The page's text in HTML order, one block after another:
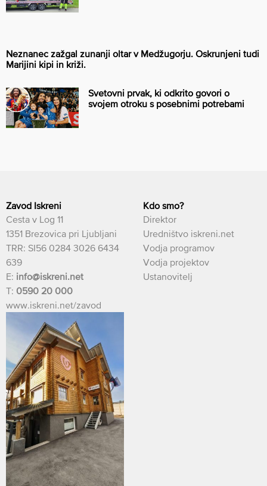
Neznanec zažgal zunanji oltar v Medžugorju. Oskrunjeni tudi
Marijini kipi in križi.
Svetovni prvak, ki odkrito govori o
svojem otroku s posebnimi potrebami
Zavod Iskreni
Cesta v Log 11
1351 Brezovica pri Ljubljani
TRR: SI56 0284 3026 6434
639
E: info@iskreni.net
T: 0590 20 000
www.iskreni.net/zavod
Kdo smo?
Direktor
Uredništvo iskreni.net
Vodja programov
Vodja projektov
Ustanovitelj